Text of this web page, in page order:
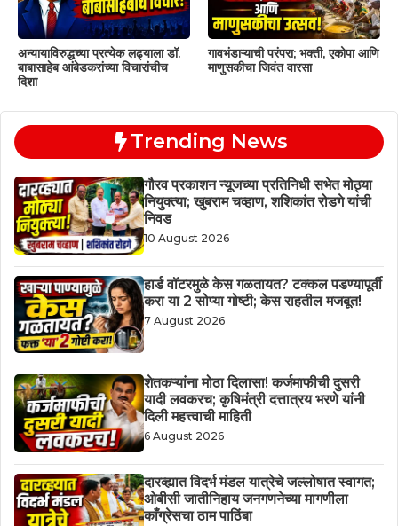
अन्यायाविरुद्धच्या प्रत्येक लढ्याला डॉ.
बाबासाहेब आंबेडकरांच्या विचारांचीच
दिशा
गावभंडाऱ्याची परंपरा; भक्ती, एकोपा आणि
माणुसकीचा जिवंत वारसा
Trending News
गौरव प्रकाशन न्यूजच्या प्रतिनिधी सभेत मोठ्या
नियुक्त्या; खुबराम चव्हाण, शशिकांत रोडगे यांची
निवड
10 August 2026
हार्ड वॉटरमुळे केस गळतायत? टक्कल पडण्यापूर्वी
करा या 2 सोप्या गोष्टी; केस राहतील मजबूत!
7 August 2026
शेतकऱ्यांना मोठा दिलासा! कर्जमाफीची दुसरी
यादी लवकरच; कृषिमंत्री दत्तात्रय भरणे यांनी
दिली महत्त्वाची माहिती
6 August 2026
दारव्ह्यात विदर्भ मंडल यात्रेचे जल्लोषात स्वागत;
ओबीसी जातीनिहाय जनगणनेच्या मागणीला
काँग्रेसचा ठाम पाठिंबा